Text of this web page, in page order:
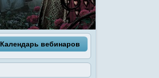
Календарь вебинаров